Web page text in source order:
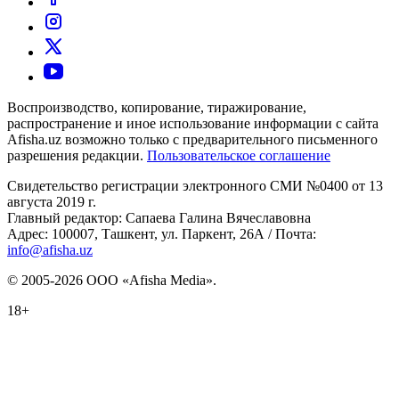
Воспроизводство, копирование, тиражирование,
распространение и иное использование информации с сайта
Afisha.uz возможно только с предварительного письменного
разрешения редакции. Пользовательское соглашение
Свидетельство регистрации электронного СМИ №0400 от 13
августа 2019 г.
Главный редактор: Сапаева Галина Вячеславовна
Адрес: 100007, Ташкент, ул. Паркент, 26А / Почта:
info@afisha.uz
© 2005-2026 ООО «Afisha Media».
18+